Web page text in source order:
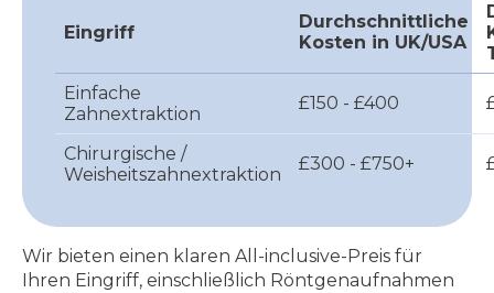
Eingriff
Durchschnittliche
Kosten in UK/USA
Einfache
Zahnextraktion
£150 - £400
Chirurgische /
Weisheitszahnextraktion
£300 - £750+
Wir bieten einen klaren All-inclusive-Preis für
Ihren Eingriff, einschließlich Röntgenaufnahmen